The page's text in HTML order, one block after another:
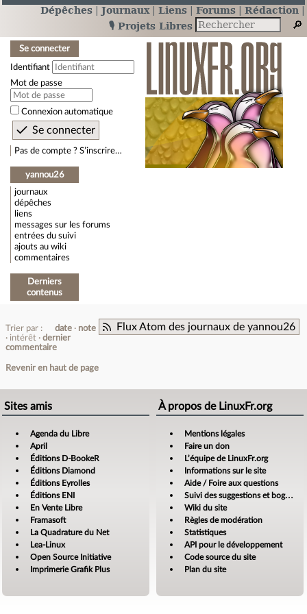
Dépêches Journaux Liens Forums
Rédaction
🎙️ Projets Libres
Se connecter
Identifiant
Mot de passe
Connexion automatique
Pas de compte ? S’inscrire…
yannou26
journaux
dépêches
liens
messages sur les forums
entrées du suivi
ajouts au wiki
commentaires
Derniers
contenus
Flux Atom des journaux de yannou26
Trier par : date
note
intérêt
dernier
commentaire
Revenir en haut de page
Sites amis
Agenda du Libre
April
Éditions D-BookeR
Éditions Diamond
Éditions Eyrolles
Éditions ENI
En Vente Libre
Framasoft
La Quadrature du Net
Lea-Linux
Open Source Initiative
Imprimerie Grafik Plus
À propos de LinuxFr.org
Mentions légales
Faire un don
L’équipe de LinuxFr.org
Informations sur le site
Aide / Foire aux questions
Suivi des suggestions et bogues
Wiki du site
Règles de modération
Statistiques
API pour le développement
Code source du site
Plan du site